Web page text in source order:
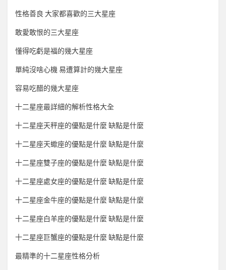
性格善良 大家都喜歡的三大星座
敢愛敢恨的三大星座
懂得吃虧是福的幾大星座
單純沒啥心機 易遭算計的幾大星座
容易吃醋的幾大星座
十二星座最詳細的解析性格大全
十二星座天秤座的優點是什麼 缺點是什麼
十二星座天蠍座的優點是什麼 缺點是什麼
十二星座雙子座的優點是什麼 缺點是什麼
十二星座處女座的優點是什麼 缺點是什麼
十二星座金牛座的優點是什麼 缺點是什麼
十二星座白羊座的優點是什麼 缺點是什麼
十二星座巨蟹座的優點是什麼 缺點是什麼
最精準的十二星座性格分析